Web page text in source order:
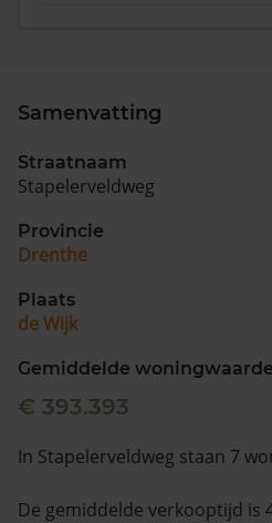
Samenvatting
Straatnaam
Stapelerveldweg
Provincie
Drenthe
Plaats
de Wijk
Gemiddelde woningwaarde
€ 393.393
In Stapelerveldweg staan 7
De gemiddelde verkooptijd is